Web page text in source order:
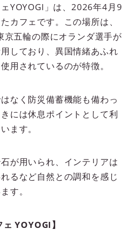
ェYOYOGI」は、2026年4月9
カフェです。この場所は、
五輪の際にオランダ選手が
しており、異国情緒あふれ
用されているのが特徴。
なく防災備蓄機能も備わっ
には休息ポイントとして利
ます。
が用いられ、インテリアは
るなど自然との調和を感じ
す。
YOYOGI】